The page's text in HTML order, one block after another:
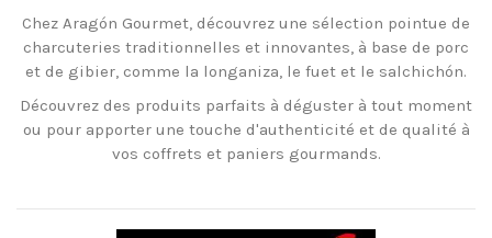
Chez Aragón Gourmet, découvrez une sélection pointue de
charcuteries traditionnelles et innovantes, à base de porc
et de gibier, comme la longaniza, le fuet et le salchichón.
Découvrez des produits parfaits à déguster à tout moment
ou pour apporter une touche d'authenticité et de qualité à
vos coffrets et paniers gourmands.